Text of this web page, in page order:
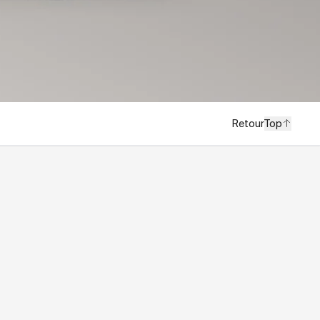
RetourTop